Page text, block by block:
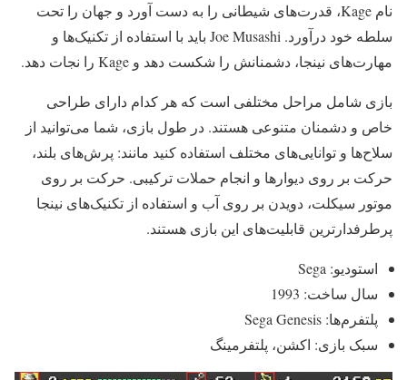
نام Kage، قدرت‌های شیطانی را به دست آورد و جهان را تحت
سلطه خود درآورد. Joe Musashi باید با استفاده از تکنیک‌ها و
مهارت‌های نینجا، دشمنانش را شکست دهد و Kage را نجات دهد.
بازی شامل مراحل مختلفی است که هر کدام دارای طراحی
خاص و دشمنان متنوعی هستند. در طول بازی، شما می‌توانید از
سلاح‌ها و توانایی‌های مختلف استفاده کنید مانند: پرش‌های بلند،
حرکت بر روی دیوارها و انجام حملات ترکیبی. حرکت بر روی
موتور سیکلت، دویدن بر روی آب و استفاده از تکنیک‌های نینجا
پرطرفدارترین قابلیت‌های این بازی هستند.
استودیو: Sega
سال ساخت: 1993
پلتفرم‌ها: Sega Genesis
سبک بازی: اکشن، پلتفرمینگ